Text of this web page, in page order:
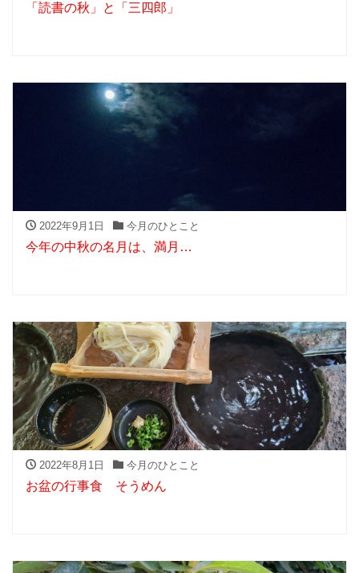
「読書の秋」と「三四郎」
2022年9月1日 今月のひとこと
今年の中秋の名月は、満月…
2022年8月1日 今月のひとこと
お盆の行事食 そうめん